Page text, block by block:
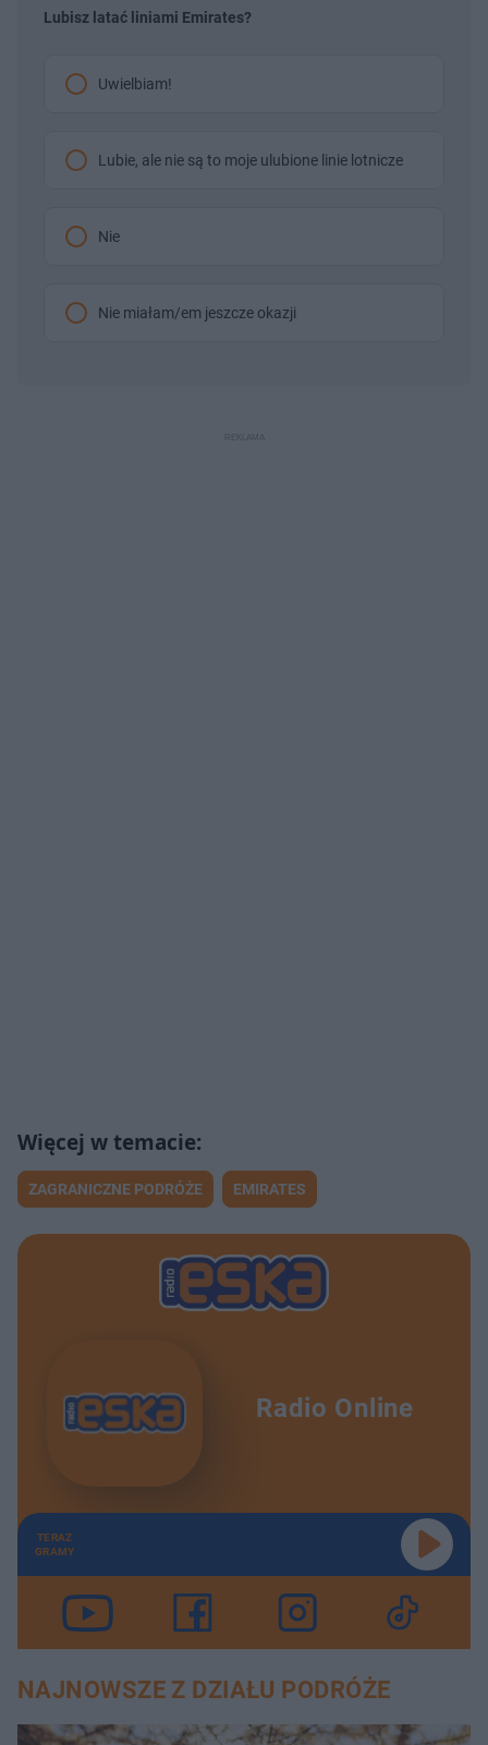
Lubisz latać liniami Emirates?
Uwielbiam!
Lubie, ale nie są to moje ulubione linie lotnicze
Nie
Nie miałam/em jeszcze okazji
ZAGRANICZNE PODRÓŻE EMIRATES
Radio Online
TERAZ
GRAMY
NAJNOWSZE Z DZIAŁU PODRÓŻE